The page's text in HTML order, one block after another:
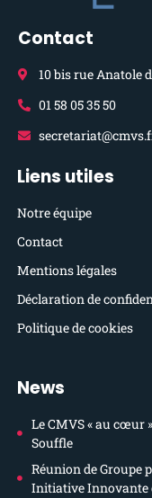
Contact
10 bis rue Anatole
01 58 05 35 50
Liens utiles
Notre équipe
Contact
Mentions légales
Déclaration de
Politique de cookies
News
Le CMVS « au cœur
Souffle
Réunion de Groupe
Initiative Innovante